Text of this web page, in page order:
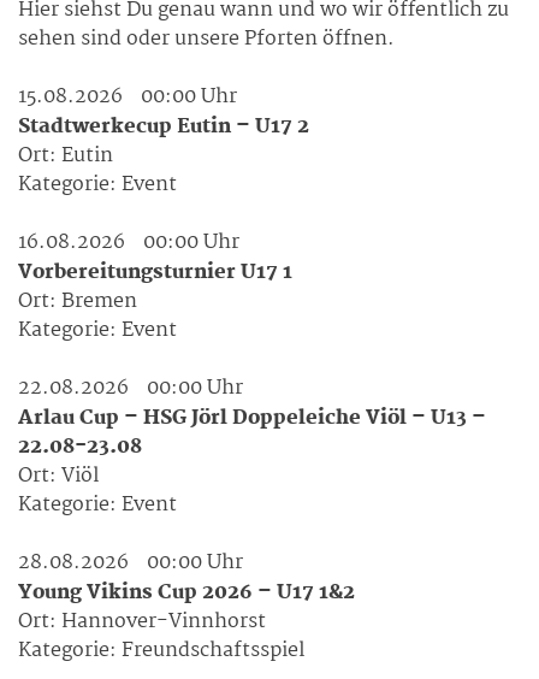
Hier siehst Du genau wann und wo wir öffentlich zu
sehen sind oder unsere Pforten öffnen.
15.08.2026
00:00 Uhr
Stadtwerkecup Eutin – U17 2
Ort: Eutin
Kategorie: Event
16.08.2026
00:00 Uhr
Vorbereitungsturnier U17 1
Ort: Bremen
Kategorie: Event
22.08.2026
00:00 Uhr
Arlau Cup – HSG Jörl Doppeleiche Viöl – U13 –
22.08-23.08
Ort: Viöl
Kategorie: Event
28.08.2026
00:00 Uhr
Young Vikins Cup 2026 – U17 1&2
Ort: Hannover-Vinnhorst
Kategorie: Freundschaftsspiel